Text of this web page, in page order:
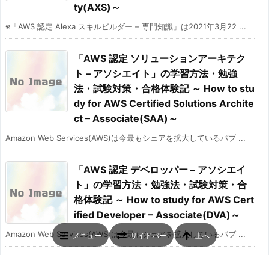
ty(AXS)～
※「AWS 認定 Alexa スキルビルダー – 専門知識」は2021年3月22 ...
「AWS 認定 ソリューションアーキテク
ト – アソシエイト」の学習方法・勉強
法・試験対策・合格体験記 ～ How to stu
dy for AWS Certified Solutions Archite
ct – Associate(SAA)～
Amazon Web Services(AWS)は今最もシェアを拡大しているパブ ...
「AWS 認定 デベロッパー – アソシエイ
ト」の学習方法・勉強法・試験対策・合
格体験記 ～ How to study for AWS Cert
ified Developer – Associate(DVA)～
Amazon Web Services(AWS)は今最もシェアを拡大しているパブ ...
メニュー サイドバー 上へ